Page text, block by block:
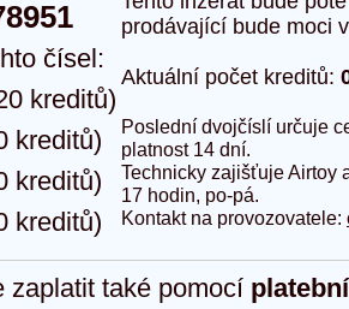
čísel:
kreditů)
kreditů)
kreditů)
kreditů)
prodávající bude moci
Aktuální počet kreditů:
Poslední dvojčíslí určuje
platnost 14 dní.
Technicky zajišťuje Airtoy
17 hodin, po-pá.
Kontakt na provozovatele:
zaplatit také pomocí